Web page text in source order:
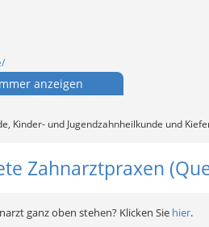
anzeigen
Kinder- und Jugendzahnheilkunde und
Zahnarztpraxen
ganz oben stehen? Klicken Sie hier.